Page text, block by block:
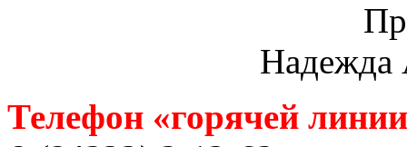
Надежда
Телефон «горячей